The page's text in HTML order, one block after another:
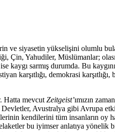
ve siyasetin yükselişini olumlu
Çin, Yahudiler, Müslümanlar;
kaygı sarmış durumda. Bu
karşıtlığı, demokrasi karşıtlığı,
Hatta mevcut Zeitgeist’ımızın
Avustralya gibi Avrupa
kendilerini tüm insanların oy
bu iyimser anlatıya yönelik